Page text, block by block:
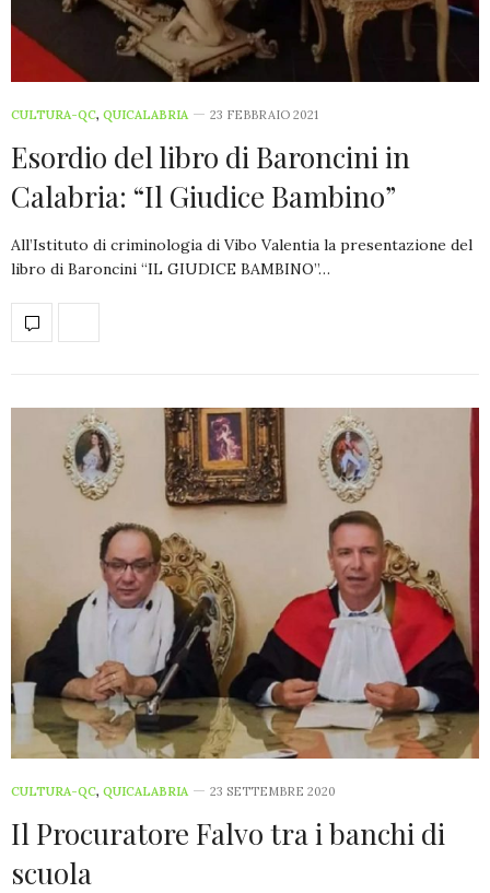
CULTURA-QC, QUICALABRIA 23 FEBBRAIO 2021
Esordio del libro di Baroncini in
Calabria: “Il Giudice Bambino”
All’Istituto di criminologia di Vibo Valentia la presentazione del
libro di Baroncini “IL GIUDICE BAMBINO”…
CULTURA-QC, QUICALABRIA 23 SETTEMBRE 2020
Il Procuratore Falvo tra i banchi di
scuola